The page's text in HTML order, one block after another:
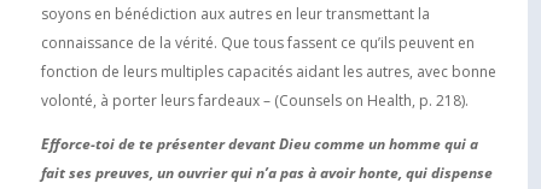
soyons en bénédiction aux autres en leur transmettant la
connaissance de la vérité. Que tous fassent ce qu’ils peuvent en
fonction de leurs multiples capacités aidant les autres, avec bonne
volonté, à porter leurs fardeaux – (Counsels on Health, p. 218).
Efforce-toi de te présenter devant Dieu comme un homme qui a
fait ses preuves, un ouvrier qui n’a pas à avoir honte, qui dispense